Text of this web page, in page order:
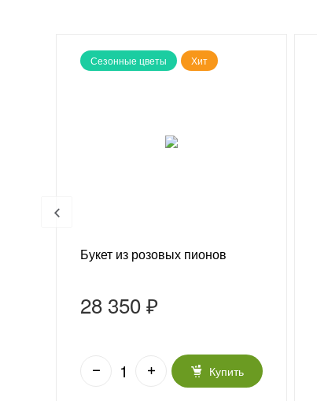
Сезонные цветы Хит
Букет из розовых пионов
28 350 ₽
Купить